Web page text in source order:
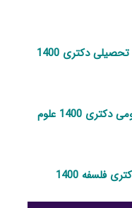
تحصیلی دکتری 1400
دانلود سوالات و پاسخنامه زبان عمومی دکتری 1400 علوم
فلسفه 1400